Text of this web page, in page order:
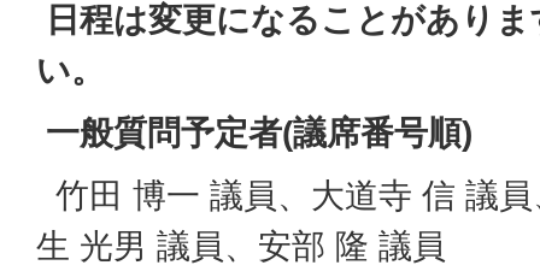
日程は変更になることがあり
い。
一般質問予定者(議席番号順)
竹田 博一 議員、大道寺 信 議
生 光男 議員、安部 隆 議員